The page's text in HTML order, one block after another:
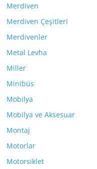
Merdiven
Merdiven Çeşitleri
Merdivenler
Metal Levha
Miller
Minibüs
Mobilya
Mobilya ve Aksesuar
Montaj
Motorlar
Motorsiklet